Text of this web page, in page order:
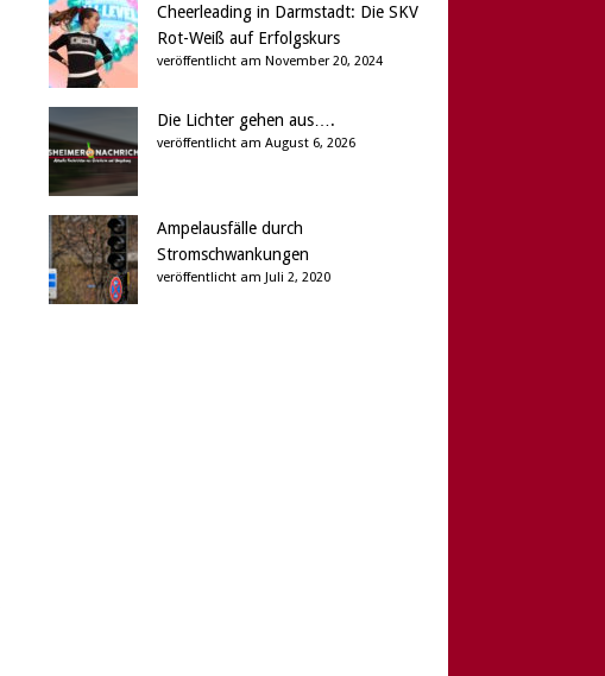
Cheerleading in Darmstadt: Die SKV
Rot-Weiß auf Erfolgskurs
veröffentlicht am November 20, 2024
Die Lichter gehen aus….
veröffentlicht am August 6, 2026
Ampelausfälle durch
Stromschwankungen
veröffentlicht am Juli 2, 2020